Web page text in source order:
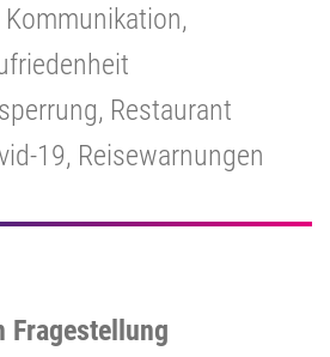
Restaurant
19, Reisewarnungen
Fragestellung